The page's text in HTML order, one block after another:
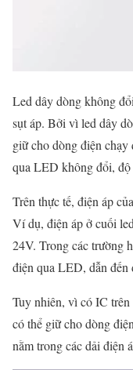
Led dây dòng không
sụt áp. Bởi vì led dây
giữ cho dòng điện
qua LED không đổi,
Trên thực tế, điện áp
Ví dụ, điện áp ở cuối
24V. Trong các trường
điện qua LED, dẫn đến
Tuy nhiên, vì có IC
có thể giữ cho dòng
nằm trong các dải điện